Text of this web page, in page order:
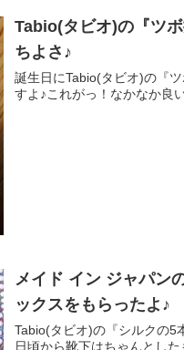
Tabio(タビオ)の『ツ
ちよさ♪
誕生日にTabio(タビオ)の『
すよ♪これがっ！なかなか良
メイド イン ジャパン
ックスをもらったよ♪
Tabio(タビオ)の『シルクの5
日頃から靴下はちゃんとし